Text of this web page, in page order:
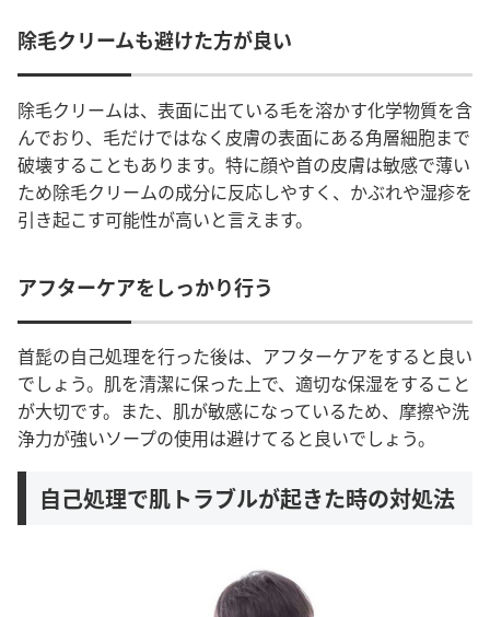
除毛クリームも避けた方が良い
除毛クリームは、表面に出ている毛を溶かす化学物質を含
んでおり、毛だけではなく皮膚の表面にある角層細胞まで
破壊することもあります。特に顔や首の皮膚は敏感で薄い
ため除毛クリームの成分に反応しやすく、かぶれや湿疹を
引き起こす可能性が高いと言えます。
アフターケアをしっかり行う
首髭の自己処理を行った後は、アフターケアをすると良い
でしょう。肌を清潔に保った上で、適切な保湿をすること
が大切です。また、肌が敏感になっているため、摩擦や洗
浄力が強いソープの使用は避けてると良いでしょう。
自己処理で肌トラブルが起きた時の対処法